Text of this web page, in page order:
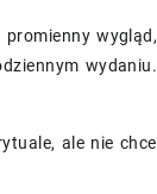
wydaniu.
ale nie